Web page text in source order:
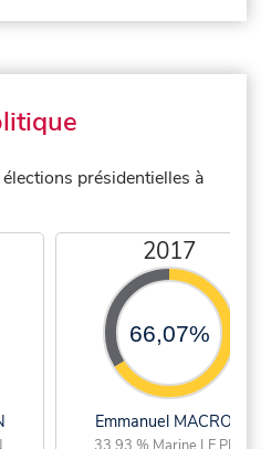
présidentielles à
2017
66,07%
Emmanuel MACRON